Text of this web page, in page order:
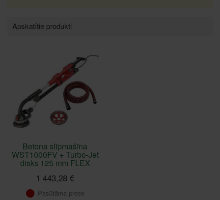
Apskatītie produkti
Betona slīpmašīna
WST1000FV + Turbo-Jet
disks 125 mm FLEX
1 443,28 €
Pasūtāma prece